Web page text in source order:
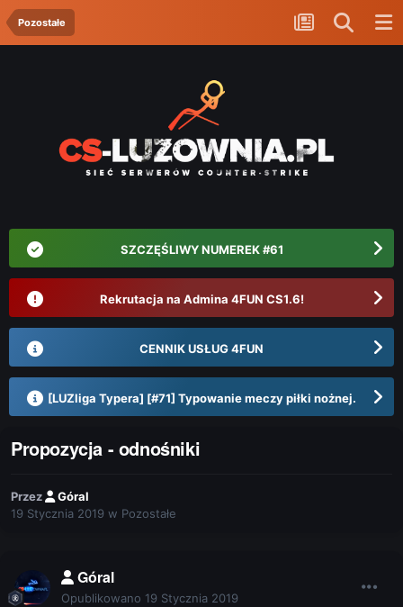
Pozostałe
SZCZĘŚLIWY NUMEREK #61
Rekrutacja na Admina 4FUN CS1.6!
CENNIK USŁUG 4FUN
[LUZliga Typera] [#71] Typowanie meczy piłki nożnej.
Propozycja - odnośniki
Przez
Góral
19 Stycznia 2019 w Pozostałe
Góral
Opublikowano 19 Stycznia 2019